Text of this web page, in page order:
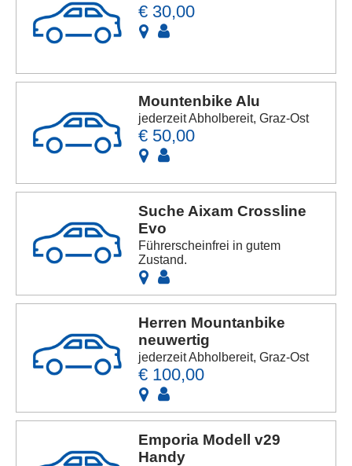
€ 30,00
Mountenbike Alu
jederzeit Abholbereit, Graz-Ost
€ 50,00
Suche Aixam Crossline
Evo
Führerscheinfrei in gutem
Zustand.
Herren Mountanbike
neuwertig
jederzeit Abholbereit, Graz-Ost
€ 100,00
Emporia Modell v29
Handy